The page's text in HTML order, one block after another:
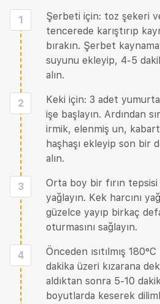
1
Şerbeti için: toz şekeri
tencerede karıştırıp
bırakın. Şerbet
suyunu ekleyip, 4-5
alın.
2
Keki için: 3 adet
işe başlayın. Ardından
irmik, elenmiş un,
haşhaşı ekleyip son bir
alın.
3
Orta boy bir fırın tepsisi
yağlayın. Kek harcını
güzelce yayıp birkaç
oturmasını sağlayın.
4
Önceden ısıtılmış
dakika üzeri kızarana
aldıktan sonra 5-10
boyutlarda keserek